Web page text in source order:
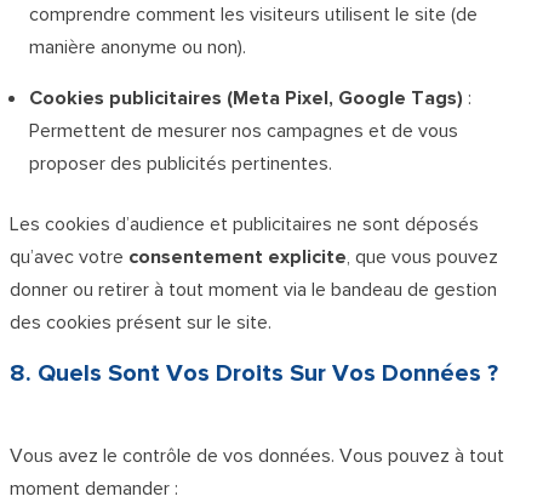
comprendre comment les visiteurs utilisent le site (de
manière anonyme ou non).
Cookies publicitaires (Meta Pixel, Google Tags) :
Permettent de mesurer nos campagnes et de vous
proposer des publicités pertinentes.
Les cookies d’audience et publicitaires ne sont déposés
qu’avec votre consentement explicite, que vous pouvez
donner ou retirer à tout moment via le bandeau de gestion
des cookies présent sur le site.
8. Quels Sont Vos Droits Sur Vos Données ?
Vous avez le contrôle de vos données. Vous pouvez à tout
moment demander :